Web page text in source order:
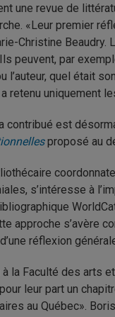
une revue de
«Leur premier
Christine
peuvent, par
l’auteur, quel était
retenu uniquement
contribué est
proposé au
s’intéresse à
approche s’avère
réflexion
la Faculté des arts
leur part un
au Québec».